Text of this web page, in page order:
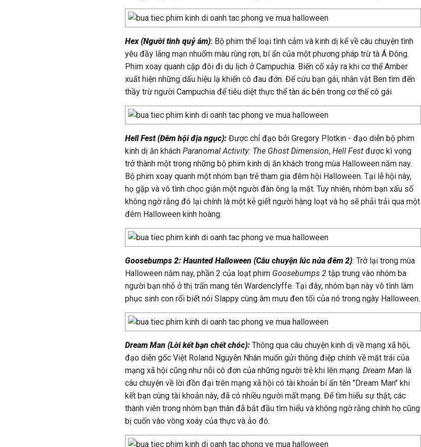
Hex (Người tình quỷ ám): Bộ phim thể loại tình cảm và kinh dị kể về câu chuyện tình
yêu đầy lãng mạn nhuốm màu rùng rợn, bí ẩn của một phương pháp trừ tà Á Đông.
Phim xoay quanh cặp đôi đi du lịch ở Campuchia. Biến cố xảy ra khi cơ thể Amber
xuất hiện những dấu hiệu lạ khiến cô đau đớn. Để cứu bạn gái, nhân vật Ben tìm đến
thầy trừ người Campuchia để tiêu diệt thực thể tàn ác bên trong cơ thể cô gái.
Hell Fest (Đêm hội địa ngục): Được chỉ đạo bởi Gregory Plotkin - đạo diễn bộ phim
kinh dị ăn khách Paranomal Activity: The Ghost Dimension, Hell Fest được kì vọng
trở thành một trong những bộ phim kinh dị ăn khách trong mùa Halloween năm nay.
Bộ phim xoay quanh một nhóm bạn trẻ tham gia đêm hội Halloween. Tại lễ hội này,
họ gặp và vô tình chọc giận một người đàn ông lạ mặt. Tuy nhiên, nhóm bạn xấu số
không ngờ rằng đó lại chính là một kẻ giết người hàng loạt và họ sẽ phải trải qua một
đêm Halloween kinh hoàng.
Goosebumps 2: Haunted Halloween (Câu chuyện lúc nửa đêm 2): Trở lại trong mùa
Halloween năm nay, phần 2 của loạt phim Goosebumps 2 tập trung vào nhóm ba
người bạn nhỏ ở thị trấn mang tên Wardenclyffe. Tại đây, nhóm bạn này vô tình làm
phục sinh con rối biết nói Slappy cùng âm mưu đen tối của nó trong ngày Halloween.
Dream Man (Lời kết bạn chết chóc): Thông qua câu chuyện kinh dị về mạng xã hội,
đạo diễn gốc Việt Roland Nguyễn Nhân muốn gửi thông điệp chính về mặt trái của
mạng xã hội cũng như nỗi cô đơn của những người trẻ khi lên mạng. Dream Man là
câu chuyện về lời đồn đại trên mạng xã hội có tài khoản bí ẩn tên "Dream Man" khi
kết bạn cùng tài khoản này, đã có nhiều người mất mạng. Để tìm hiểu sự thật, các
thành viên trong nhóm bạn thân đã bắt đầu tìm hiểu và không ngờ rằng chính họ cũng
bị cuốn vào vòng xoáy của thực và ảo đó.